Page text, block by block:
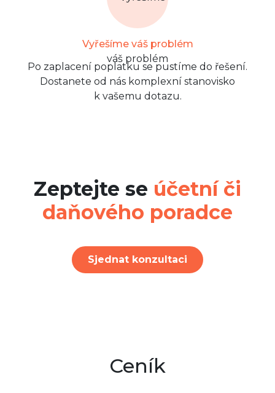
Vyřešíme váš problém
Po zaplacení poplatku se pustíme do řešení.
Dostanete od nás komplexní stanovisko
k vašemu dotazu.
Zeptejte se účetní či
daňového poradce
Sjednat konzultaci
Ceník